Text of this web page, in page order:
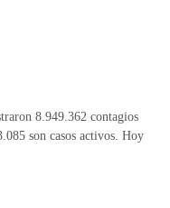
8.949.362 contagios
son casos activos. Hoy